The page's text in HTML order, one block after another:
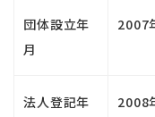
団体設立年
月
2007
法人登記年
2008